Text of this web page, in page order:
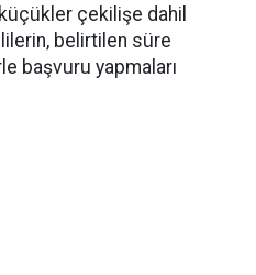
küçükler çekilişe dahil
belirtilen süre
başvuru yapmaları